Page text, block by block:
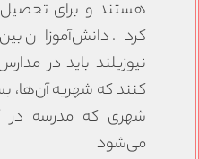
هستند و برای تحصیل
کرد. دانش‌آموزان
نیوزیلند باید در
کنند که شهریه آن‌ها،
شهری که مدرسه در
می‌شود